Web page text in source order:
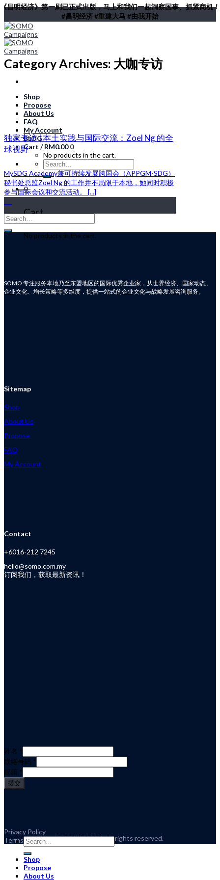
Skip
content
《昌明经济》第一刷已正式出版，马上和我们一起洞察国事、抓紧商机！
#昌明经济 #重建大马 #由我开始
Shop
Propose
About Us
FAQ
My Account
BLOG
Cart /RM0.00 0
No products in the cart.
Search
for:
0
Cart
No products in the cart.
Category Archives: 大咖专访
独家专访 | 本土实践与国际交流：Zoel Ng 的全
球视野
MySDG Academy兼可持续发展跨国会（APPGM-SDG）
秘书处总监Zoel Ng 的工作并不局限于本地，她同时积极
参与国际会议和交流活动。 [...]
Search
for:
SOMO 专注服务本地乃至东盟地区的国际优秀企业家，从世界经济、国家动态、
企业文化、增长策略等多维度，提供一站式的企业文化与战略发展咨询服务。
Sitemap
Shop
About Us
Propose
FAQ
My Account
Contact
+6016-212 7245
hello@somo.com.my
订阅我们，获取最新资讯！
姓名 *
联络号码 *
邮箱 *
提交
© SOMO 2026. All rights reserved.
Privacy Policy
Terms and Conditions
Search
for:
Shop
Propose
About Us